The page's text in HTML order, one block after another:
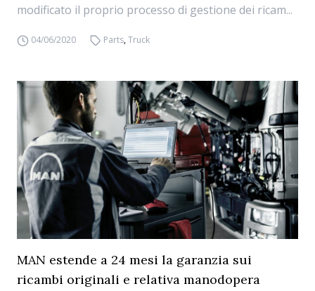
modificato il proprio processo di gestione dei ricam...
04/06/2020 Parts,Truck
MAN estende a 24 mesi la garanzia sui
ricambi originali e relativa manodopera